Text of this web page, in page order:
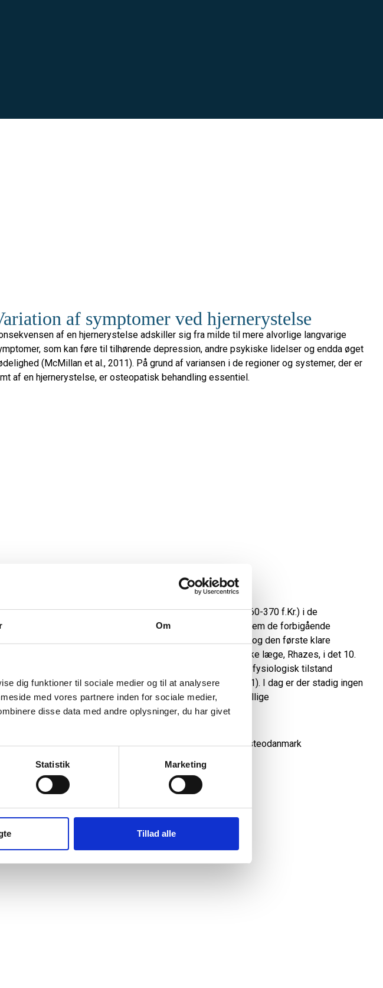
Om
dig funktioner til sociale medier og til at analysere
med vores partnere inden for sociale medier,
disse data med andre oplysninger, du har givet
Statistik Marketing
Tillad alle
af symptomer ved hjernerystelse
af ​​en hjernerystelse adskiller sig fra milde til mere alvorlige langvarige
som kan føre til tilhørende depression, andre psykiske lidelser og endda øget
(McMillan et al., 2011). På grund af variansen i de regioner og systemer, der er
af en hjernerystelse, er osteopatisk behandling essentiel.
“hjernerystelse” blev først angivet af Hippokrates (460-370 f.Kr.) i de
skrifter. I begyndelsen blev der ikke skelnet mellem de forbigående
af hjernerystelse og alvorlig traumatisk hjerneskade, og den første klare
erkendelse af hjernerystelse blev lavet af den persiske læge, Rhazes, i det 10.
Rhazes definerede hjernerystelse som en unormal fysiologisk tilstand
end en alvorlig hjerneskade (McCrory og Berkovic, 2001). I dag er der stadig ingen
om definitionen af ​​hjernerystelse mellem de forskellige